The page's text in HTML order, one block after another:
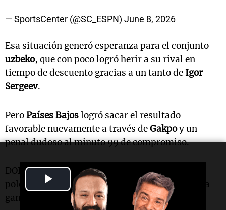
Play
Video
— SportsCenter (@SC_ESPN) June 8, 2026
Esa situación generó esperanza para el conjunto
uzbeko, que con poco logró herir a su rival en
tiempo de descuento gracias a un tanto de Igor
Sergeev.
PeroPaíses Bajoslogró sacar el resultado
favorable nuevamente a través deGakpoy un
penal dudoso al minuto 99 de compromiso.
DOBLETE DE GAKPO: con un penal que generó
polémica en Uzbekistán, Países Bajos lo termina
ganando 2-1.